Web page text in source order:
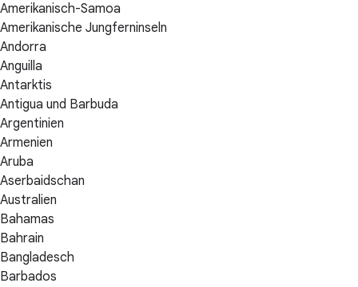
Amerikanisch-Samoa
Amerikanische Jungferninseln
Andorra
Anguilla
Antarktis
Antigua und Barbuda
Argentinien
Armenien
Aruba
Aserbaidschan
Australien
Bahamas
Bahrain
Bangladesch
Barbados